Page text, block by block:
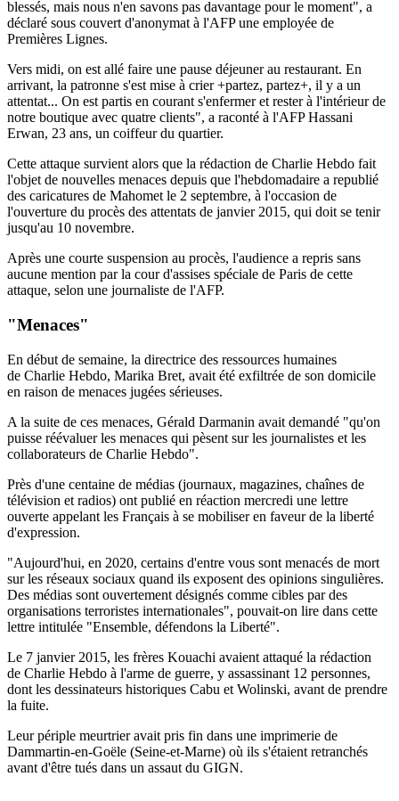
blessés, mais nous n'en savons pas davantage pour le moment", a
déclaré sous couvert d'anonymat à l'AFP une employée de
Premières Lignes.
Vers midi, on est allé faire une pause déjeuner au restaurant. En
arrivant, la patronne s'est mise à crier +partez, partez+, il y a un
attentat... On est partis en courant s'enfermer et rester à l'intérieur de
notre boutique avec quatre clients", a raconté à l'AFP Hassani
Erwan, 23 ans, un coiffeur du quartier.
Cette attaque survient alors que la rédaction de Charlie Hebdo fait
l'objet de nouvelles menaces depuis que l'hebdomadaire a republié
des caricatures de Mahomet le 2 septembre, à l'occasion de
l'ouverture du procès des attentats de janvier 2015, qui doit se tenir
jusqu'au 10 novembre.
Après une courte suspension au procès, l'audience a repris sans
aucune mention par la cour d'assises spéciale de Paris de cette
attaque, selon une journaliste de l'AFP.
"Menaces"
En début de semaine, la directrice des ressources humaines
de Charlie Hebdo, Marika Bret, avait été exfiltrée de son domicile
en raison de menaces jugées sérieuses.
A la suite de ces menaces, Gérald Darmanin avait demandé "qu'on
puisse réévaluer les menaces qui pèsent sur les journalistes et les
collaborateurs de Charlie Hebdo".
Près d'une centaine de médias (journaux, magazines, chaînes de
télévision et radios) ont publié en réaction mercredi une lettre
ouverte appelant les Français à se mobiliser en faveur de la liberté
d'expression.
"Aujourd'hui, en 2020, certains d'entre vous sont menacés de mort
sur les réseaux sociaux quand ils exposent des opinions singulières.
Des médias sont ouvertement désignés comme cibles par des
organisations terroristes internationales", pouvait-on lire dans cette
lettre intitulée "Ensemble, défendons la Liberté".
Le 7 janvier 2015, les frères Kouachi avaient attaqué la rédaction
de Charlie Hebdo à l'arme de guerre, y assassinant 12 personnes,
dont les dessinateurs historiques Cabu et Wolinski, avant de prendre
la fuite.
Leur périple meurtrier avait pris fin dans une imprimerie de
Dammartin-en-Goële (Seine-et-Marne) où ils s'étaient retranchés
avant d'être tués dans un assaut du GIGN.